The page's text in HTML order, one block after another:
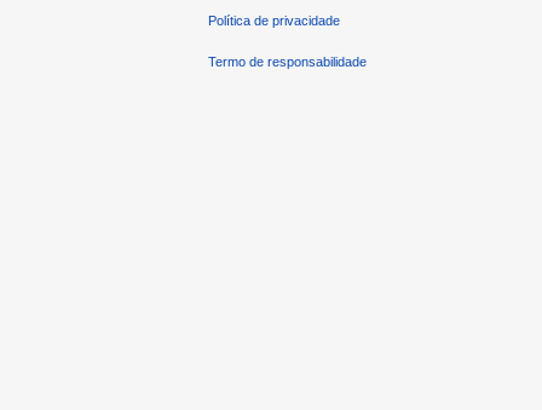
Política de privacidade
Termo de responsabilidade